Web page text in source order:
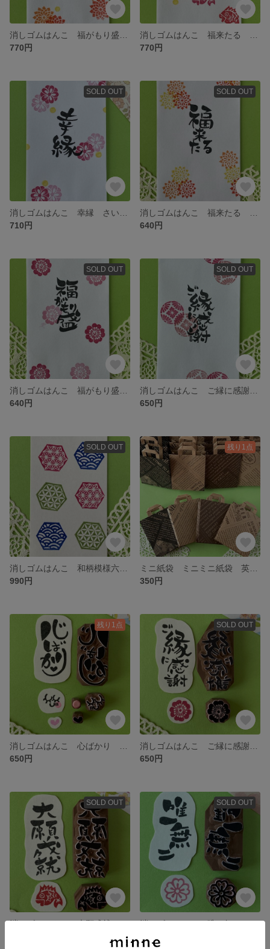
770円
770円
SOLD OUT
710円
SOLD OUT
640円
SOLD OUT
640円
SOLD OUT
650円
SOLD OUT
990円
残り1点
350円
残り1点
650円
SOLD OUT
650円
SOLD OUT
消しゴムはんこ 大願成就 たいがんじょうじゅ 鯛 お祝い めでたい ぽち袋 ぽち袋1枚付き ミニ紙袋
SOLD OUT
消しゴムはんこ 唯一無二 ゆいいつむに 花 和柄 ぽち袋 ぽち袋1枚付き ミニ紙袋